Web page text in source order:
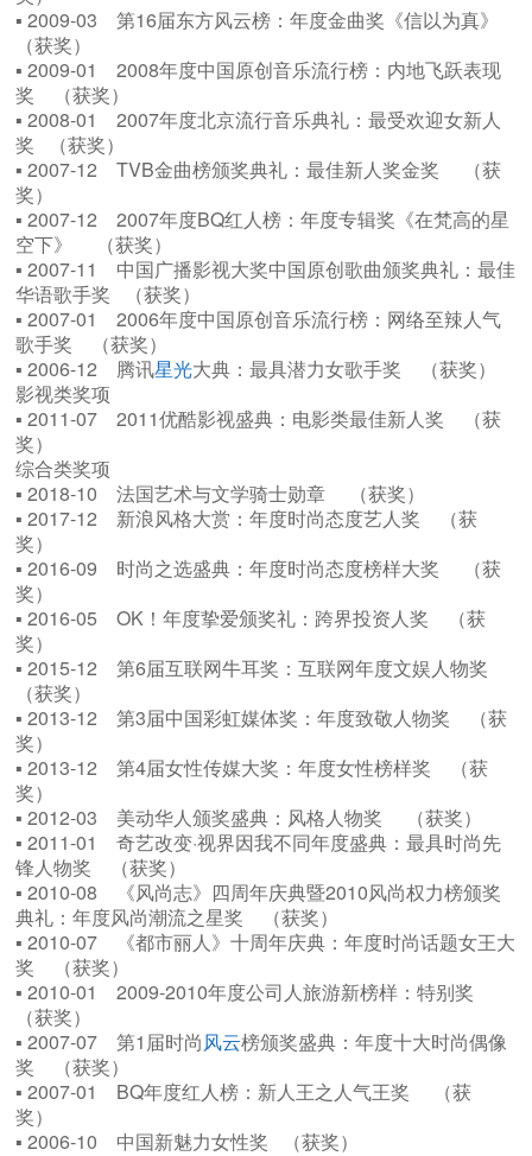
▪ 2009-03 第16届东方风云榜：年度金曲奖《信以为真》
（获奖）
▪ 2009-01 2008年度中国原创音乐流行榜：内地飞跃表现
奖 （获奖）
▪ 2008-01 2007年度北京流行音乐典礼：最受欢迎女新人
奖 （获奖）
▪ 2007-12 TVB金曲榜颁奖典礼：最佳新人奖金奖 （获
奖）
▪ 2007-12 2007年度BQ红人榜：年度专辑奖《在梵高的星
空下》 （获奖）
▪ 2007-11 中国广播影视大奖中国原创歌曲颁奖典礼：最佳
华语歌手奖 （获奖）
▪ 2007-01 2006年度中国原创音乐流行榜：网络至辣人气
歌手奖 （获奖）
▪ 2006-12 腾讯星光大典：最具潜力女歌手奖 （获奖）
影视类奖项
▪ 2011-07 2011优酷影视盛典：电影类最佳新人奖 （获
奖）
综合类奖项
▪ 2018-10 法国艺术与文学骑士勋章 （获奖）
▪ 2017-12 新浪风格大赏：年度时尚态度艺人奖 （获
奖）
▪ 2016-09 时尚之选盛典：年度时尚态度榜样大奖 （获
奖）
▪ 2016-05 OK！年度挚爱颁奖礼：跨界投资人奖 （获
奖）
▪ 2015-12 第6届互联网牛耳奖：互联网年度文娱人物奖
（获奖）
▪ 2013-12 第3届中国彩虹媒体奖：年度致敬人物奖 （获
奖）
▪ 2013-12 第4届女性传媒大奖：年度女性榜样奖 （获
奖）
▪ 2012-03 美动华人颁奖盛典：风格人物奖 （获奖）
▪ 2011-01 奇艺改变·视界因我不同年度盛典：最具时尚先
锋人物奖 （获奖）
▪ 2010-08 《风尚志》四周年庆典暨2010风尚权力榜颁奖
典礼：年度风尚潮流之星奖 （获奖）
▪ 2010-07 《都市丽人》十周年庆典：年度时尚话题女王大
奖 （获奖）
▪ 2010-01 2009-2010年度公司人旅游新榜样：特别奖
（获奖）
▪ 2007-07 第1届时尚风云榜颁奖盛典：年度十大时尚偶像
奖 （获奖）
▪ 2007-01 BQ年度红人榜：新人王之人气王奖 （获
奖）
▪ 2006-10 中国新魅力女性奖 （获奖）